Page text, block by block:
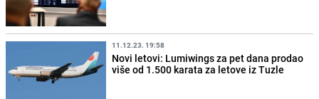
11.12.23. 19:58
Novi letovi: Lumiwings za pet dana prodao
više od 1.500 karata za letove iz Tuzle